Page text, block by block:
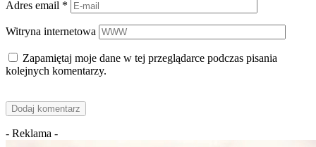
Adres email *
Witryna internetowa
Zapamiętaj moje dane w tej przeglądarce podczas pisania
kolejnych komentarzy.
- Reklama -